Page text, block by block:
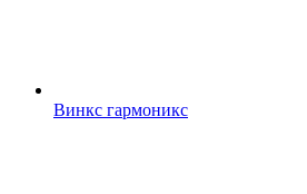
Винкс гармоникс